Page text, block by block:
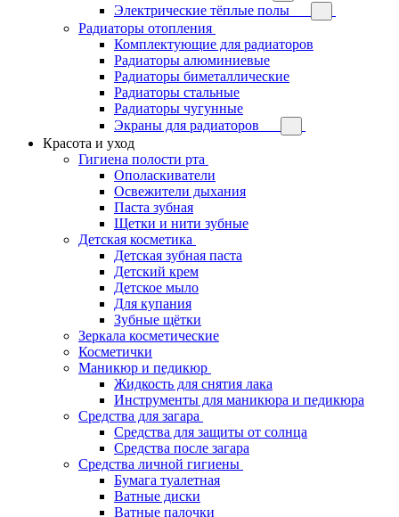
Электрические тёплые полы
Радиаторы отопления
Комплектующие для радиаторов
Радиаторы алюминиевые
Радиаторы биметаллические
Радиаторы стальные
Радиаторы чугунные
Экраны для радиаторов
Красота и уход
Гигиена полости рта
Ополаскиватели
Освежители дыхания
Паста зубная
Щетки и нити зубные
Детская косметика
Детская зубная паста
Детский крем
Детское мыло
Для купания
Зубные щётки
Зеркала косметические
Косметички
Маникюр и педикюр
Жидкость для снятия лака
Инструменты для маникюра и педикюра
Средства для загара
Средства для защиты от солнца
Средства после загара
Средства личной гигиены
Бумага туалетная
Ватные диски
Ватные палочки